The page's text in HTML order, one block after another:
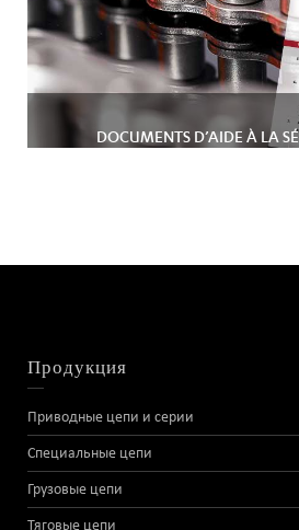
DOCUMENTS D’AIDE À LA
Продукция
Приводные цепи и серии
Специальные цепи
Грузовые цепи
Тяговые цепи